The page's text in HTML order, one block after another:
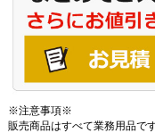
※注意事項※
販売商品はすべて業務用品で